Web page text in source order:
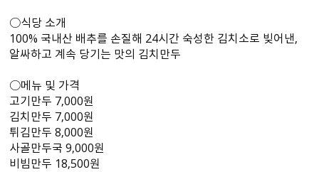
○식당 소개
100% 국내산 배추를 손질해 24시간 숙성한 김치소로 빚어낸,
알싸하고 계속 당기는 맛의 김치만두
○메뉴 및 가격
고기만두 7,000원
김치만두 7,000원
튀김만두 8,000원
사골만두국 9,000원
비빔만두 18,500원